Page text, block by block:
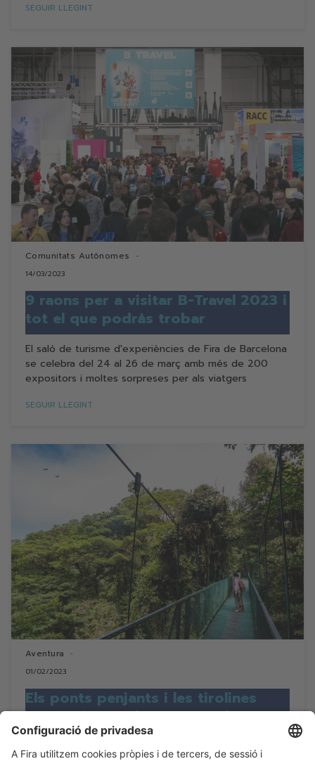
SEGUIR LLEGINT
Comunitats Autònomes
14/03/2023
9 raons per a visitar B-Travel 2023 i
tot el que podràs trobar
El saló de turisme d'experiències de Fira de Barcelona
se celebra del 24 al 26 de març amb més de 200
expositors i moltes sorpreses per als viatgers
SEGUIR LLEGINT
Aventura
01/02/2023
Els ponts penjants i les tirolines
més excitants de Monteverde a
Costa Rica